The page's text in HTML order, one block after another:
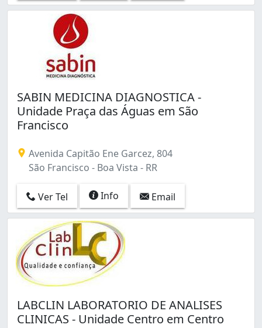
SABIN MEDICINA DIAGNOSTICA -
Unidade Praça das Águas em São
Francisco
Avenida Capitão Ene Garcez, 804
São Francisco - Boa Vista - RR
Ver Tel Info Email
LABCLIN LABORATORIO DE ANALISES
CLINICAS - Unidade Centro em Centro